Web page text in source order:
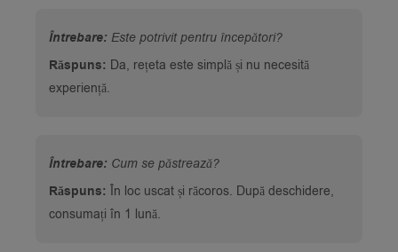
Întrebare: Este potrivit pentru începători?
Răspuns: Da, rețeta este simplă și nu necesită
experiență.
Întrebare: Cum se păstrează?
Răspuns: În loc uscat și răcoros. După deschidere,
consumați în 1 lună.